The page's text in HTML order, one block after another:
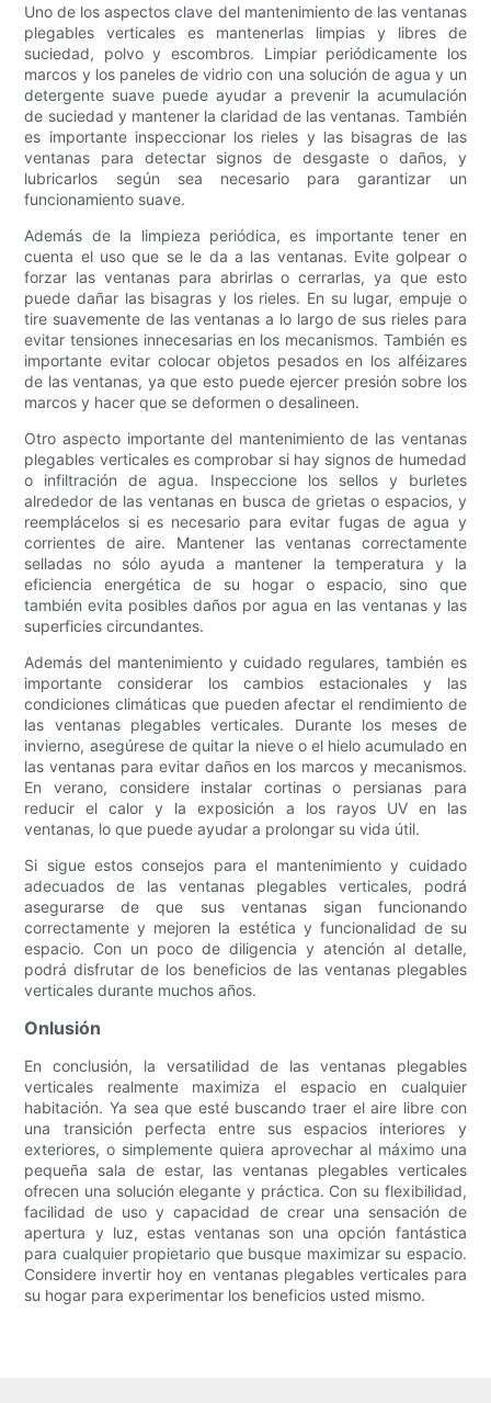
Uno de los aspectos clave del mantenimiento de las ventanas
plegables verticales es mantenerlas limpias y libres de
suciedad, polvo y escombros. Limpiar periódicamente los
marcos y los paneles de vidrio con una solución de agua y un
detergente suave puede ayudar a prevenir la acumulación
de suciedad y mantener la claridad de las ventanas. También
es importante inspeccionar los rieles y las bisagras de las
ventanas para detectar signos de desgaste o daños, y
lubricarlos según sea necesario para garantizar un
funcionamiento suave.
Además de la limpieza periódica, es importante tener en
cuenta el uso que se le da a las ventanas. Evite golpear o
forzar las ventanas para abrirlas o cerrarlas, ya que esto
puede dañar las bisagras y los rieles. En su lugar, empuje o
tire suavemente de las ventanas a lo largo de sus rieles para
evitar tensiones innecesarias en los mecanismos. También es
importante evitar colocar objetos pesados ​​en los alféizares
de las ventanas, ya que esto puede ejercer presión sobre los
marcos y hacer que se deformen o desalineen.
Otro aspecto importante del mantenimiento de las ventanas
plegables verticales es comprobar si hay signos de humedad
o infiltración de agua. Inspeccione los sellos y burletes
alrededor de las ventanas en busca de grietas o espacios, y
reemplácelos si es necesario para evitar fugas de agua y
corrientes de aire. Mantener las ventanas correctamente
selladas no sólo ayuda a mantener la temperatura y la
eficiencia energética de su hogar o espacio, sino que
también evita posibles daños por agua en las ventanas y las
superficies circundantes.
Además del mantenimiento y cuidado regulares, también es
importante considerar los cambios estacionales y las
condiciones climáticas que pueden afectar el rendimiento de
las ventanas plegables verticales. Durante los meses de
invierno, asegúrese de quitar la nieve o el hielo acumulado en
las ventanas para evitar daños en los marcos y mecanismos.
En verano, considere instalar cortinas o persianas para
reducir el calor y la exposición a los rayos UV en las
ventanas, lo que puede ayudar a prolongar su vida útil.
Si sigue estos consejos para el mantenimiento y cuidado
adecuados de las ventanas plegables verticales, podrá
asegurarse de que sus ventanas sigan funcionando
correctamente y mejoren la estética y funcionalidad de su
espacio. Con un poco de diligencia y atención al detalle,
podrá disfrutar de los beneficios de las ventanas plegables
verticales durante muchos años.
Onlusión
En conclusión, la versatilidad de las ventanas plegables
verticales realmente maximiza el espacio en cualquier
habitación. Ya sea que esté buscando traer el aire libre con
una transición perfecta entre sus espacios interiores y
exteriores, o simplemente quiera aprovechar al máximo una
pequeña sala de estar, las ventanas plegables verticales
ofrecen una solución elegante y práctica. Con su flexibilidad,
facilidad de uso y capacidad de crear una sensación de
apertura y luz, estas ventanas son una opción fantástica
para cualquier propietario que busque maximizar su espacio.
Considere invertir hoy en ventanas plegables verticales para
su hogar para experimentar los beneficios usted mismo.